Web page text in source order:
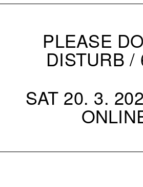
PLEASE
DISTURB /
SAT 20. 3.